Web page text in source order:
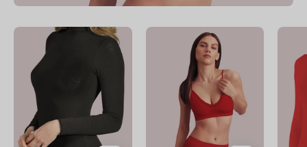
Bellissima:
alto
Cashmere
Bellissima:
Completo
con
bralette
e
slip